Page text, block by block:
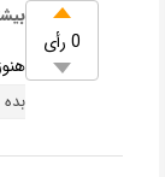
0 رأی
بده